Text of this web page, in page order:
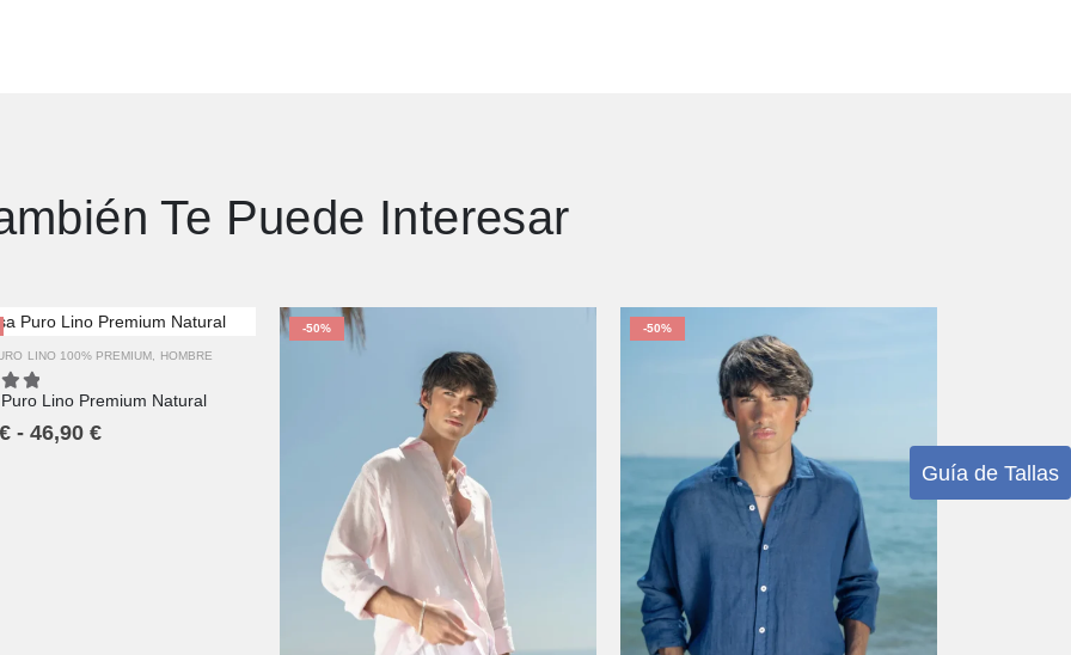
Te Puede Interesar
L XL 2XL
LINO 100% PREMIUM HOMBRE
of 5
Lino Premium Natural
€ - 46,90 €
-50%
XS M
L XL 2XL
-50%
XS
XL 2XL
Guía de Tallas